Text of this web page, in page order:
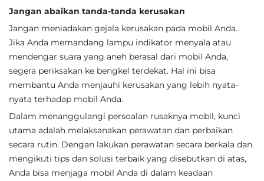
Jangan abaikan tanda-tanda kerusakan
Jangan meniadakan gejala kerusakan pada mobil Anda.
Jika Anda memandang lampu indikator menyala atau
mendengar suara yang aneh berasal dari mobil Anda,
segera periksakan ke bengkel terdekat. Hal ini bisa
membantu Anda menjauhi kerusakan yang lebih nyata-
nyata terhadap mobil Anda.
Dalam menanggulangi persoalan rusaknya mobil, kunci
utama adalah melaksanakan perawatan dan perbaikan
secara rutin. Dengan lakukan perawatan secara berkala dan
mengikuti tips dan solusi terbaik yang disebutkan di atas,
Anda bisa menjaga mobil Anda di dalam keadaan